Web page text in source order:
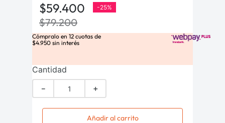
$59.400 -25%
$79.200
Cómpralo en 12 cuotas de
$4.950 sin interés
Cantidad
＋
－
Añadir al carrito